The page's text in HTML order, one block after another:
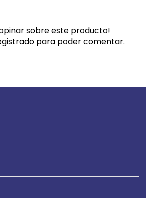
sobre este producto!
para poder comentar.